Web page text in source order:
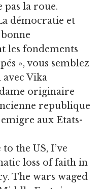
pas la roue.
démocratie et
les fondements
», vous semblez
Vika
originaire
republique
aux Etats-
the US, I’ve
loss of faith in
The wars waged